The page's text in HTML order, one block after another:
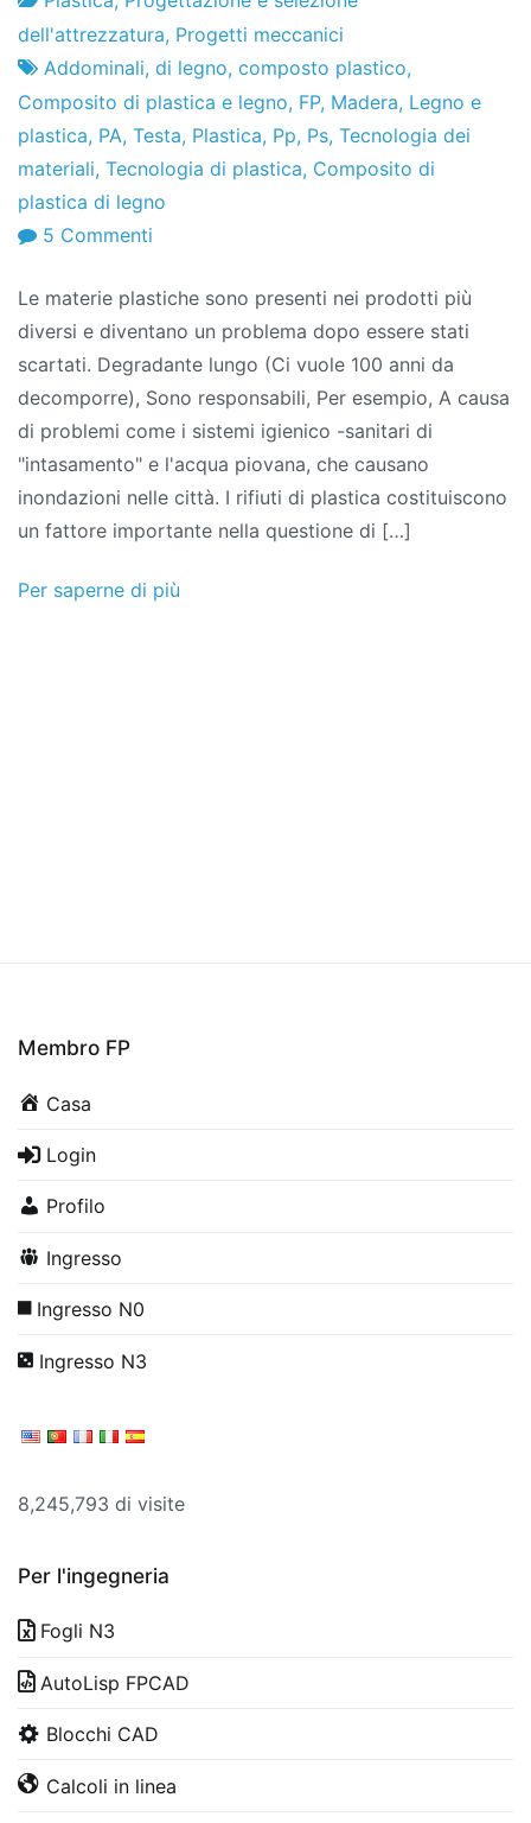
Fabbrica
di
progetti
12
di
marzo
di
2010
dell'attrezzatura, Progetti meccanici
Addominali, di legno, composto plastico,
Composito di plastica e legno, FP, Madera, Legno e
plastica, PA, Testa, Plastica, Pp, Ps, Tecnologia dei
materiali, Tecnologia di plastica, Composito di
plastica di legno
5 Commenti
di
plastica
e
legno
–
WPC
–
Composito
plastica
Le materie plastiche sono presenti nei prodotti più
diversi e diventano un problema dopo essere stati
scartati. Degradante lungo (Ci vuole 100 anni da
decomporre), Sono responsabili, Per esempio, A causa
di problemi come i sistemi igienico -sanitari di
"intasamento" e l'acqua piovana, che causano
inondazioni nelle città. I rifiuti di plastica costituiscono
un fattore importante nella questione di […]
Per saperne di più
Membro FP
Casa
Login
Profilo
Ingresso
Ingresso N0
Ingresso N3
8,245,793 di visite
Per l'ingegneria
Fogli N3
AutoLisp FPCAD
Blocchi CAD
Calcoli in linea